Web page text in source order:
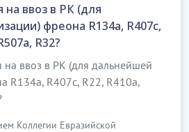
ввоз в РК (для
фреона R134a, R407с,
R32?
ввоз в РК (для дальнейшей
R134a, R407с, R22, R410a,
Коллегии Евразийской